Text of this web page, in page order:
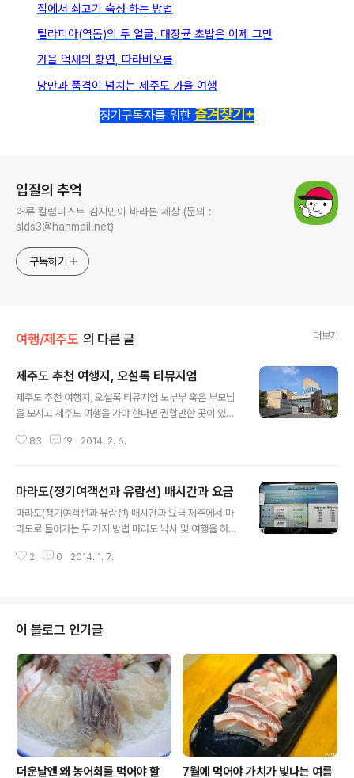
집에서 쇠고기 숙성 하는 방법
틸라피아(역돔)의 두 얼굴, 대장균 초밥은 이제 그만
가을 억새의 향연, 따라비오름
낭만과 품격이 넘치는 제주도 가을 여행
정기구독자를 위한 즐겨찾기+
입질의 추억
어류 칼럼니스트 김지민이 바라본 세상 (문의 :
slds3@hanmail.net)
구독하기
여행/제주도 의 다른 글 더보기
제주도 추천 여행지, 오설록 티뮤지엄
제주도 추천 여행지, 오설록 티뮤지엄 노부부 혹은 부모님
을 모시고 제주도 여행을 가야 한다면 권할만한 곳이 있습
할 수 있지만, 그런 상황이 못 된다면 개인적으로 해안가 산
책로와 한담 해안 산책로) 오늘은 오설록 티뮤지엄의 산뜻
한 풍경을 올려 보아요. 사진이 꽤 많아 부차적인 설명은 안
하겠습니다. 글 대신 사진을 늘렸으니 편히 감상하세요. 오
이니스프리 제주하우스 5) 우산조형물 6) 오설록 티스톤
83 19 2014. 2. 6.
마라도(정기여객선과 유람선) 배시간과 요금
마라도(정기여객선과 유람선) 배시간과 요금 제주에서 마
라도로 들어가는 두 가지 방법 마라도 낚시 및 여행을 하시
습니다. 제주도에서 마라도로 들어가는 방법은 두 가지가
마라도는 한 시간이면 충분히 둘러볼 수 있는 섬이니 일정
상 가볍게 둘러보고자 한다면 유람선을 이용하는 게 낫습
니다. 2) 모슬포항에서 정기여객선을 이용한다. 정기여객
선은 마라도 주민은 물론 관광객, 낚시꾼들이 이용하는 객
선입니다. 배시간은 한 시간마다 있어 편의성이 좋습니다.
정기여객선은 마라도에 숙박을 하거나 혹은 몇..
2 0 2014. 1. 7.
이 블로그 인기글
더운날엔 왜 농어회를 먹어야 할
7월에 먹어야 가치가 빛나는 여름